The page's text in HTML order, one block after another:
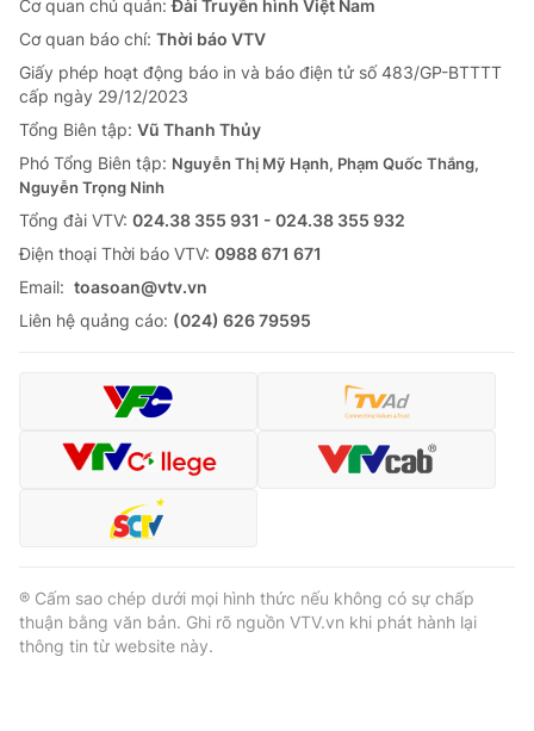
Cơ quan chủ quản:Đài Truyền hình Việt Nam
Cơ quan báo chí: Thời báo VTV
Giấy phép hoạt động báo in và báo điện tử số 483/GP-BTTTT
cấp ngày 29/12/2023
Tổng Biên tập: Vũ Thanh Thủy
Phó Tổng Biên tập: Nguyễn Thị Mỹ Hạnh, Phạm Quốc Thắng,
Nguyễn Trọng Ninh
Tổng đài VTV: 024.38 355 931 - 024.38 355 932
Ðiện thoại Thời báo VTV: 0988 671 671
Email: toasoan@vtv.vn
Liên hệ quảng cáo: (024) 626 79595
® Cấm sao chép dưới mọi hình thức nếu không có sự chấp
thuận bằng văn bản. Ghi rõ nguồn VTV.vn khi phát hành lại
thông tin từ website này.